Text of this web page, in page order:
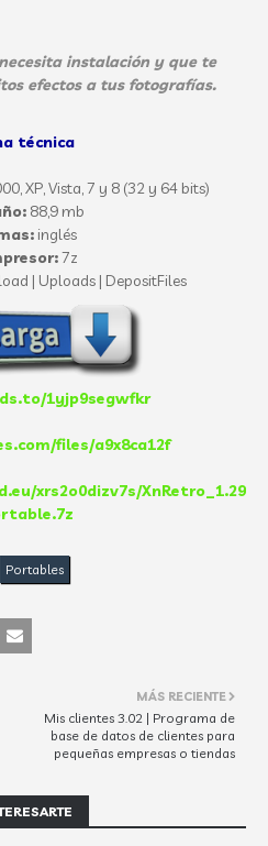
instalación y que te
efectos a tus fotografías.
técnica
XP, Vista, 7 y 8 (32 y 64 bits)
88,9 mb
inglés
7z
| Uploads | DepositFiles
1yjp9segwfkr
files/a9x8ca12f
xrs2o0dizv7s/XnRetro_1.29
Portables
MÁS RECIENTE
Mis clientes 3.02 | Programa de
base de datos de clientes para
pequeñas empresas o tiendas